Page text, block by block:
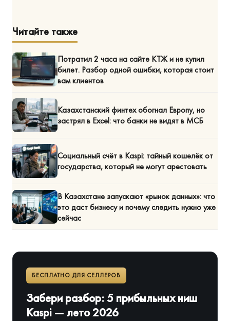
Читайте также
Потратил 2 часа на сайте КТЖ и не купил
билет. Разбор одной ошибки, которая стоит
вам клиентов
Казахстанский финтех обогнал Европу, но
застрял в Excel: что банки не видят в МСБ
Социальный счёт в Kaspi: тайный кошелёк от
государства, который не могут арестовать
В Казахстане запускают «рынок данных»: что
это даст бизнесу и почему следить нужно уже
сейчас
БЕСПЛАТНО ДЛЯ СЕЛЛЕРОВ
Забери разбор: 5 прибыльных ниш
Kaspi — лето 2026